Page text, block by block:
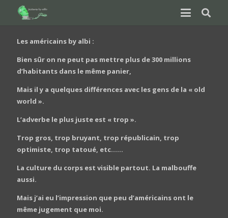
Les américains by albi :
Bien sûr on ne peut pas mettre plus de 300 millions
d’habitants dans le même panier,
Mais il y a quelques différences avec les gens de la « old
world ».
L’adverbe le plus juste est « trop ».
Trop gros, trop bruyant, trop républicain, trop
optimiste, trop tatoué, etc……
La culture du corps est visible partout. La malbouffe
aussi.
Mais j’ai eu l’impression que peu d’américains ont le
même jugement que moi.